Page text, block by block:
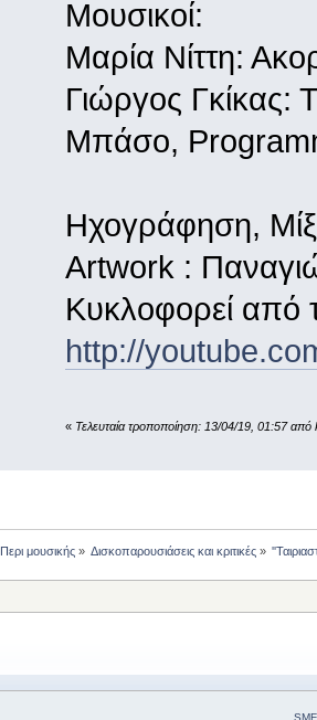
Μουσικοί:
Μαρία Νίττη:
Γιώργος
Μπάσο,
Ηχογράφηση,
Artwork :
Κυκλοφορεί από
http://
« Τελευταία τροποποίηση: 13/04/19, 01:57 από
Περι μουσικής» Δισκοπαρουσιάσεις και κριτικές»